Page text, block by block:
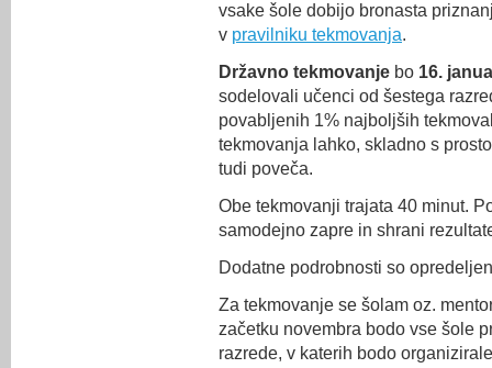
vsake šole dobijo bronasta
v pravilniku tekmovanja.
Državno tekmovanje bo 16.
sodelovali učenci od šestega
povabljenih 1% najboljših
tekmovanja lahko, skladno s
tudi poveča.
Obe tekmovanji trajata 40 minut.
samodejno zapre in shrani
Dodatne podrobnosti so
Za tekmovanje se šolam oz.
začetku novembra bodo vse šole
razrede, v katerih bodo